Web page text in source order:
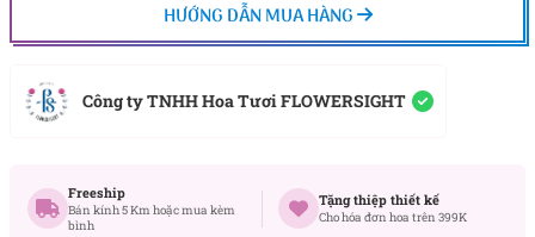
HƯỚNG DẪN MUA HÀNG
Công ty TNHH Hoa Tươi FLOWERSIGHT
Freeship
Bán kính 5 Km hoặc mua kèm
bình
Tặng thiệp thiết kế
Cho hóa đơn hoa trên 399K